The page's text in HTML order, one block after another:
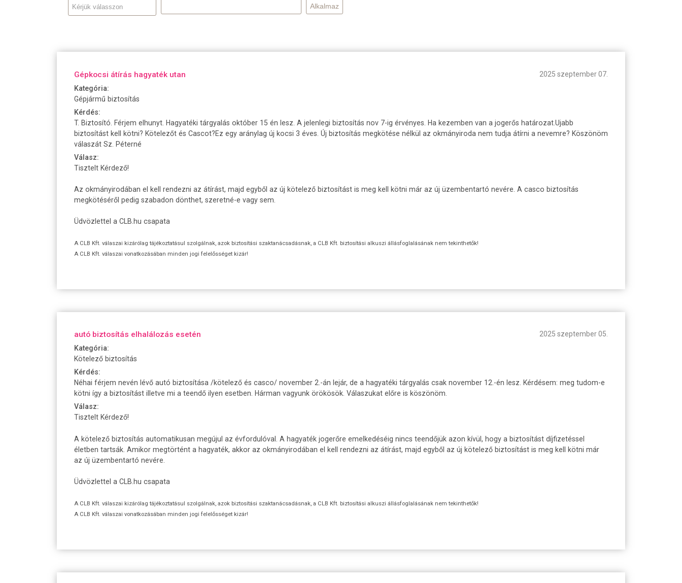
Gépkocsi átírás hagyaték utan
2025 szeptember 07.
Kategória:
Gépjármű biztosítás
Kérdés:
T. Biztosító. Férjem elhunyt. Hagyatéki tárgyalás október 15 én lesz. A jelenlegi biztosítás nov 7-ig érvényes. Ha kezemben van a jogerős határozat.Ujabb
biztosítást kell kötni? Kötelezőt és Cascot?Ez egy aránylag új kocsi 3 éves. Új biztosítás megkötése nélkül az okmányiroda nem tudja átírni a nevemre? Köszönöm
válaszát Sz. Péterné
Válasz:
Tisztelt Kérdező!
Az okmányirodában el kell rendezni az átírást, majd egyből az új kötelező biztosítást is meg kell kötni már az új üzembentartó nevére. A casco biztosítás
megkötéséről pedig szabadon dönthet, szeretné-e vagy sem.
Üdvözlettel a CLB.hu csapata
A CLB Kft. válaszai kizárólag tájékoztatásul szolgálnak, azok biztosítási szaktanácsadásnak, a CLB Kft. biztosítási alkuszi állásfoglalásának nem tekinthetők!
A CLB Kft. válaszai vonatkozásában minden jogi felelősséget kizár!
autó biztosítás elhalálozás esetén
2025 szeptember 05.
Kategória:
Kötelező biztosítás
Kérdés:
Néhai férjem nevén lévő autó biztosítása /kötelező és casco/ november 2.-án lejár, de a hagyatéki tárgyalás csak november 12.-én lesz. Kérdésem: meg tudom-e
kötni így a biztosítást illetve mi a teendő ilyen esetben. Hárman vagyunk örökösök. Válaszukat előre is köszönöm.
Válasz:
Tisztelt Kérdező!
A kötelező biztosítás automatikusan megújul az évfordulóval. A hagyaték jogerőre emelkedéséig nincs teendőjük azon kívül, hogy a biztosítást díjfizetéssel
életben tartsák. Amikor megtörtént a hagyaték, akkor az okmányirodában el kell rendezni az átírást, majd egyből az új kötelező biztosítást is meg kell kötni már
az új üzembentartó nevére.
Üdvözlettel a CLB.hu csapata
A CLB Kft. válaszai kizárólag tájékoztatásul szolgálnak, azok biztosítási szaktanácsadásnak, a CLB Kft. biztosítási alkuszi állásfoglalásának nem tekinthetők!
A CLB Kft. válaszai vonatkozásában minden jogi felelősséget kizár!